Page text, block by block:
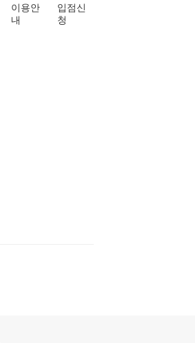
이용안
내
입점신
청